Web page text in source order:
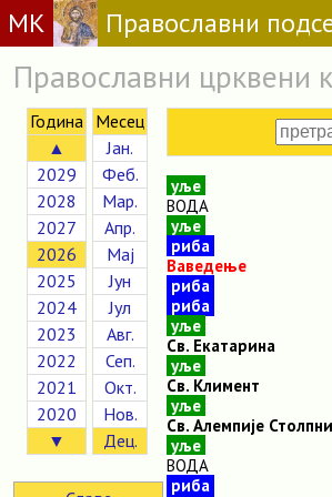
МК Православни
Православни црквени
Година
▲
2029
2028
2027
2026
2025
2024
2023
2022
2021
2020
▼
Месец
Јан.
Феб.
Мар.
Апр.
Мај
Јун
Јул
Авг.
Сеп.
Окт.
Нов.
Дец.
уље
ВОДА
уље
риба
Ваведење
риба
риба
уље
Св. Екатарина
уље
Св. Климент
уље
Св. Алемпије
уље
ВОДА
риба